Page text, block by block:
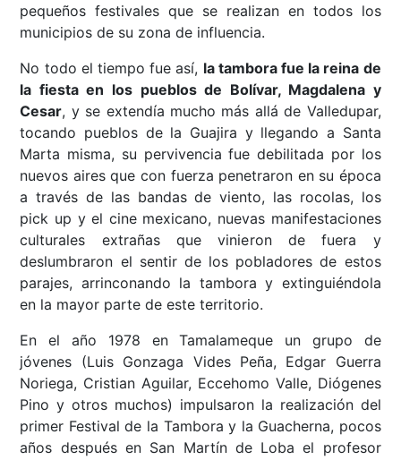
pequeños festivales que se realizan en todos los
municipios de su zona de influencia.
No todo el tiempo fue así, la tambora fue la reina de
la fiesta en los pueblos de Bolívar, Magdalena y
Cesar, y se extendía mucho más allá de Valledupar,
tocando pueblos de la Guajira y llegando a Santa
Marta misma, su pervivencia fue debilitada por los
nuevos aires que con fuerza penetraron en su época
a través de las bandas de viento, las rocolas, los
pick up y el cine mexicano, nuevas manifestaciones
culturales extrañas que vinieron de fuera y
deslumbraron el sentir de los pobladores de estos
parajes, arrinconando la tambora y extinguiéndola
en la mayor parte de este territorio.
En el año 1978 en Tamalameque un grupo de
jóvenes (Luis Gonzaga Vides Peña, Edgar Guerra
Noriega, Cristian Aguilar, Eccehomo Valle, Diógenes
Pino y otros muchos) impulsaron la realización del
primer Festival de la Tambora y la Guacherna, pocos
años después en San Martín de Loba el profesor